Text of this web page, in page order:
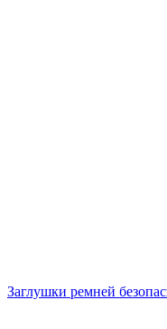
Заглушки ремней